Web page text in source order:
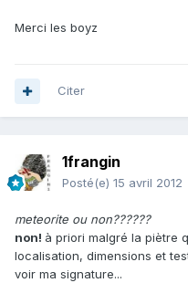
Merci les boyz
Citer
1frangin
Posté(e) 15 avril 2012
meteorite ou non??????
non! à priori malgré la piètre
localisation, dimensions et
voir ma signature...